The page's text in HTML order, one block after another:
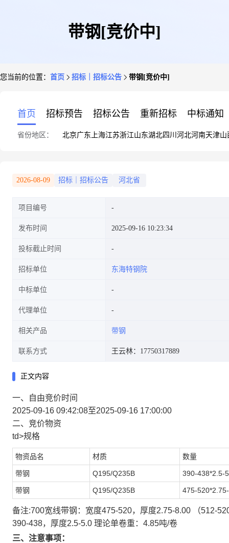
带钢[竞价中]
您当前的位置： 首页 招标｜招标公告 带钢[竞价中]
首页 招标预告 招标公告 重新招标 中标通知
省份地区： 北京广东 上海江苏浙江山东湖北四川 河北河南天津山
2026-08-09 招标｜招标公告 河北省
项目编号
发布时间 2025-09-16 10:23:34
投标截止时间
招标单位 东海特钢院
中标单位
代理单位
相关产品 带钢
联系方式 王云林：17750317889
正文内容
一、自由竞价时间
2025-09-16 09:42:08至2025-09-16 17:00:00
二、竞价物资
td>规格
物资品名 材质 数量
带钢 Q195/Q235B 390-438*2.5-
带钢 Q195/Q235B 475-
备注:700宽线带钢：宽度475-520，厚度2.75-8.00 （512-
390-438，厚度2.5-5.0 理论单卷重：4.85吨/卷
三、 注意事项 ：